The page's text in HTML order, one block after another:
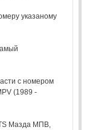
указаному
с номером
(1989 -
Мазда МПВ,